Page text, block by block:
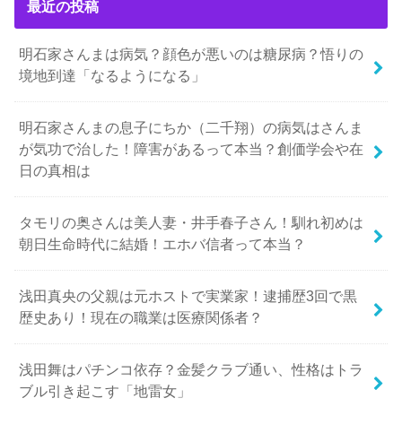
最近の投稿
明石家さんまは病気？顔色が悪いのは糖尿病？悟りの
境地到達「なるようになる」
明石家さんまの息子にちか（二千翔）の病気はさんま
が気功で治した！障害があるって本当？創価学会や在
日の真相は
タモリの奥さんは美人妻・井手春子さん！馴れ初めは
朝日生命時代に結婚！エホバ信者って本当？
浅田真央の父親は元ホストで実業家！逮捕歴3回で黒
歴史あり！現在の職業は医療関係者？
浅田舞はパチンコ依存？金髪クラブ通い、性格はトラ
ブル引き起こす「地雷女」